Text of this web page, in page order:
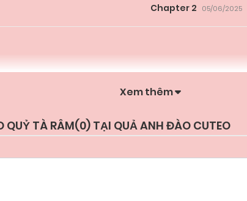
Chapter 2 05/06/2025
Xem thêm
QUỶ TÀ RÂM(0) TẠI QUẢ ANH ĐÀO CUTEO